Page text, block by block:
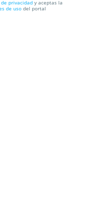
Refuerzo
privacidad y aceptas la
de uso del portal